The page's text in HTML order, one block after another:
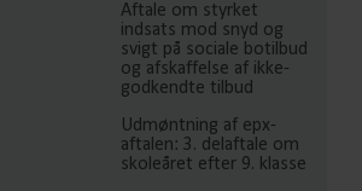
Aftale om styrket
indsats mod snyd og
svigt på sociale botilbud
og afskaffelse af ikke-
godkendte tilbud
Udmøntning af epx-
aftalen: 3. delaftale om
skoleåret efter 9. klasse